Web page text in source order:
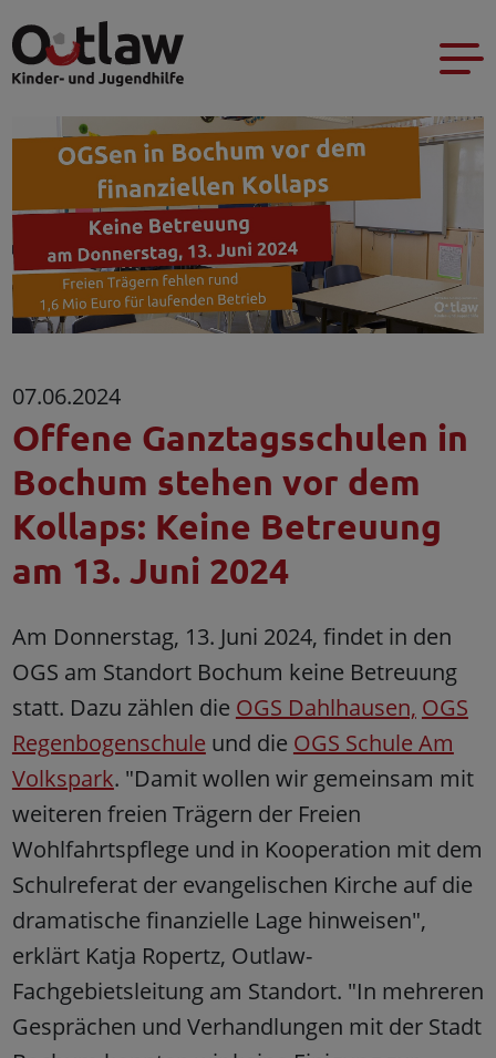
07.06.2024
Offene Ganztagsschulen in
Bochum stehen vor dem
Kollaps: Keine Betreuung
am 13. Juni 2024
Am Donnerstag, 13. Juni 2024, findet in den
OGS am Standort Bochum keine Betreuung
statt. Dazu zählen die OGS Dahlhausen, OGS
Regenbogenschule und die OGS Schule Am
Volkspark. "Damit wollen wir gemeinsam mit
weiteren freien Trägern der Freien
Wohlfahrtspflege und in Kooperation mit dem
Schulreferat der evangelischen Kirche auf die
dramatische finanzielle Lage hinweisen",
erklärt Katja Ropertz, Outlaw-
Fachgebietsleitung am Standort. "In mehreren
Gesprächen und Verhandlungen mit der Stadt